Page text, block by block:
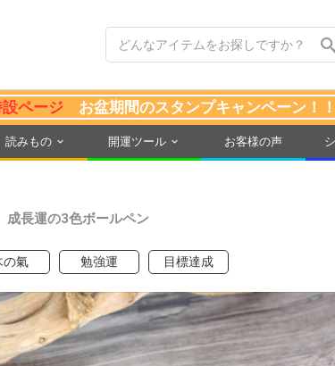
ページ お盆期間のスタンプキャンペーン！
読みもの 開運ツール お客様の声
成長運の3色ボールペン
の氣 勉強運 目標達成